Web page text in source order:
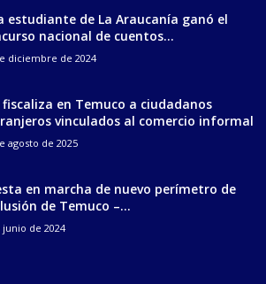
estudiante de La Araucanía ganó el
nacional de cuentos...
diciembre de 2024
fiscaliza en Temuco a ciudadanos
vinculados al comercio informal
agosto de 2025
en marcha de nuevo perímetro de
de Temuco –...
junio de 2024